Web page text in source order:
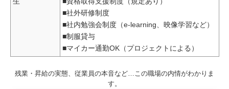
■社外研修制度
■社内勉強会制度（e-learning、映像学習など）
■制服貸与
■マイカー通勤OK（プロジェクトによる）
残業・昇給の実態、従業員の本音など…この職場の内情がわかりま
す。